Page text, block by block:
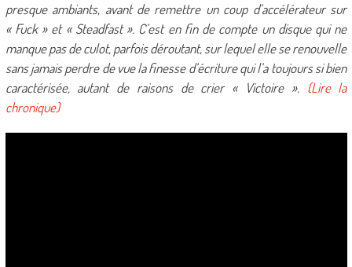
presque ambiants, avant de remettre un coup d’accélérateur sur
« Fuck » et « Steadfast ». C’est en fin de compte un disque qui ne
manque pas de culot, parfois déroutant, sur lequel elle se renouvelle
sans jamais perdre de vue la finesse d’écriture qui l’a toujours si bien
caractérisée, autant de raisons de crier « Victoire ». (Lire la
chronique)